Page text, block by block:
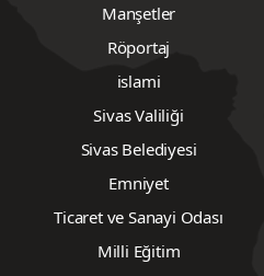
Manşetler
Röportaj
islami
Sivas Valiliği
Sivas Belediyesi
Emniyet
Ticaret ve Sanayi Odası
Milli Eğitim